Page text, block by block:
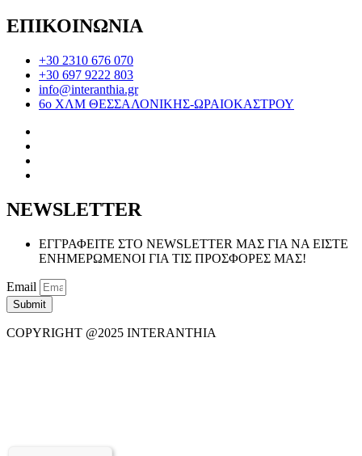
ΕΠΙΚΟΙΝΩΝΙΑ
+30 2310 676 070
+30 697 9222 803
info@interanthia.gr
6ο ΧΛΜ ΘΕΣΣΑΛΟΝΙΚΗΣ-ΩΡΑΙΟΚΑΣΤΡΟΥ
NEWSLETTER
ΕΓΓΡΑΦΕΙΤΕ ΣΤΟ NEWSLETTER ΜΑΣ ΓΙΑ ΝΑ ΕΙΣΤΕ
ΕΝΗΜΕΡΩΜΕΝΟΙ ΓΙΑ ΤΙΣ ΠΡΟΣΦΟΡΕΣ ΜΑΣ!
Email
Submit
COPYRIGHT @2025 INTERANTHIA